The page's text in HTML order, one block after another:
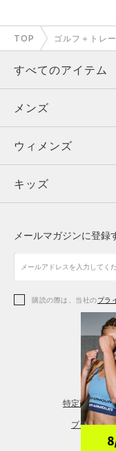
TOP ゴルフ＋トレ
すべてのアイテム
メンズ
ウィメンズ
キッズ
アクセサリー
メンズ
トップス
ボトムス
アクセサリー
ウィメンズ
トップス
シューズ
アクセサリー
レギンス＆タイツ
キッズ
シューズ
メールマガジンに登録
購読の際は、当社のプラ
特定商取引法
プライバシ